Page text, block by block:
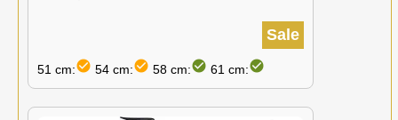
Sale
51 cm:check_circle 54 cm:check_circle 58 cm:check_circle 61 cm:check_circle